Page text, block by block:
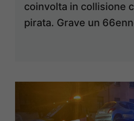
coinvolta in collisione
pirata. Grave un